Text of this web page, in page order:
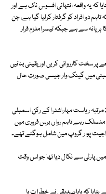
کہ یہ واقعہ انتہائی افسوس ناک ہے اور
دو افراد کو گرفتار کرلیا گیا ہے، جن
سے ہے جبکہ تیسرا ملزم فرار
پر سخت کارروائی کریں اور یقینی بنائیں
ممبئی میں گینگ وار جیسی صورت حال
خیال رہے کہ باباصدیقی بینڈرا ویسٹ سے 3 مرتبہ ریاست مہاراشٹرا کے رکن اسمبلی
سے منسلک رہے تاہم رواں برس فروری میں
اجیت پوار گروپ مین شامل ہوگئے تھے۔
پارٹی سے نکال دیا تھا جو اس وقت